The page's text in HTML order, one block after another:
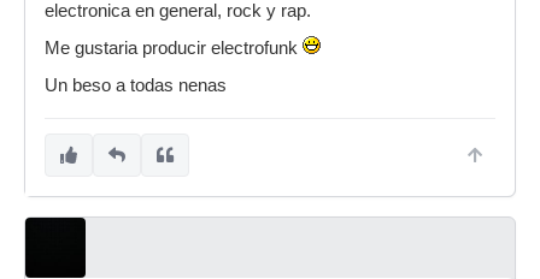
electronica en general, rock y rap.
Me gustaria producir electrofunk
Un beso a todas nenas